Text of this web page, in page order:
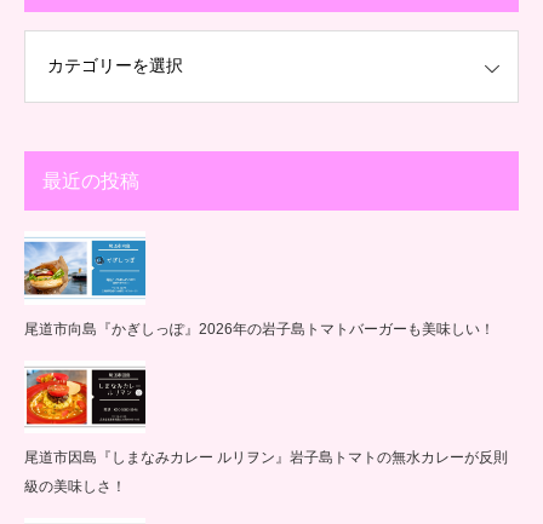
最近の投稿
尾道市向島『かぎしっぽ』2026年の岩子島トマトバーガーも美味しい！
尾道市因島『しまなみカレー ルリヲン』岩子島トマトの無水カレーが反則
級の美味しさ！